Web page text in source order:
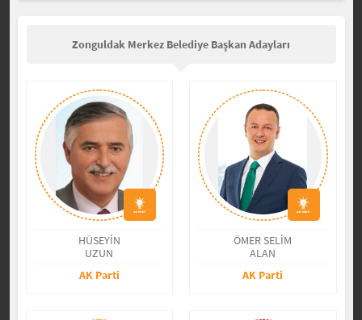
Zonguldak Merkez Belediye Başkan Adayları
HÜSEYİN
UZUN
AK Parti
ÖMER SELİM
ALAN
AK Parti